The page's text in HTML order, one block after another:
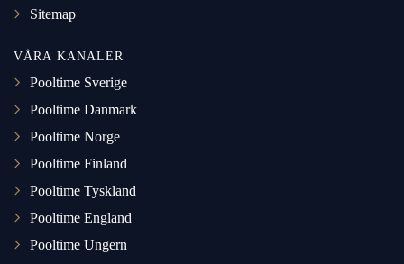
Sitemap
VÅRA KANALER
Pooltime Sverige
Pooltime Danmark
Pooltime Norge
Pooltime Finland
Pooltime Tyskland
Pooltime England
Pooltime Ungern